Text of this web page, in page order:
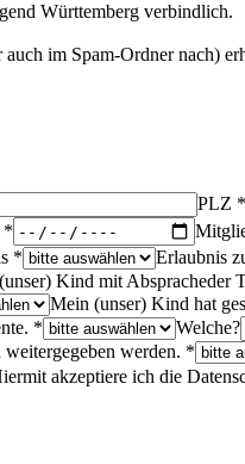
Württemberg verbindlich.
im Spam-Ordner nach)
PLZ *
*
*
Erlaubnis
Kind mit Abspracheder
Mein (unser) Kind hat
* Welche?
werden. *
akzeptiere ich die